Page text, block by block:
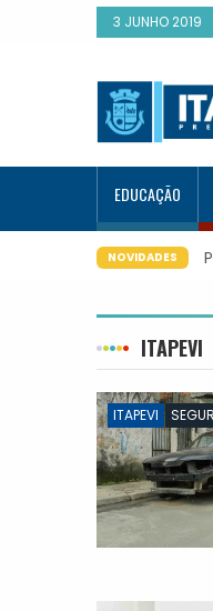
3 JUNHO 2019
EDUCAÇÃO
NOVIDADES
ITAPEVI
ITAPEVI